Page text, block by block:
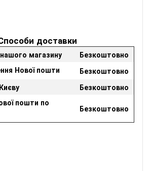
доставки
магазину
Безкоштовно
Нової пошти
Безкоштовно
Безкоштовно
пошти по
Безкоштовно